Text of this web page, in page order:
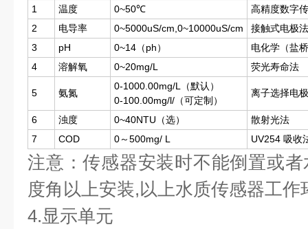
1
温度 0~50℃
高精度数字
2
电导率 0~5000uS/cm,0~10000uS/cm
接触式电极法
3
pH 0~14（ph）
电化学（盐
4
溶解氧 0~20mg/L 荧光寿命法
5 氨氮
0-1000.00mg/L（默认）
0-100.00mg/l/（可定制）
离子选择电
6 浊度 0~40NTU（选）
散射光法
7
COD 0～500mg/ L UV254 吸收
注意：传感器安装时不能倒置或
度角以上安装,以上水质传感器工
4.显示单元